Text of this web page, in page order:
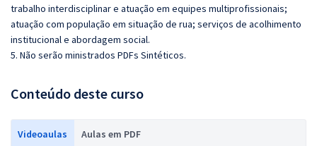
trabalho interdisciplinar e atuação em equipes multiprofissionais;
atuação com população em situação de rua; serviços de acolhimento
institucional e abordagem social.
5. Não serão ministrados PDFs Sintéticos.
Conteúdo deste curso
Videoaulas Aulas em PDF